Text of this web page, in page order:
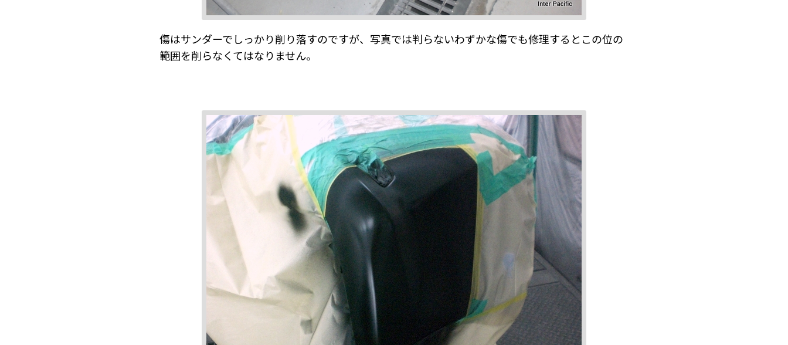
傷はサンダーでしっかり削り落すのですが、写真では判らないわずかな傷でも修理するとこの位の
範囲を削らなくてはなりません。